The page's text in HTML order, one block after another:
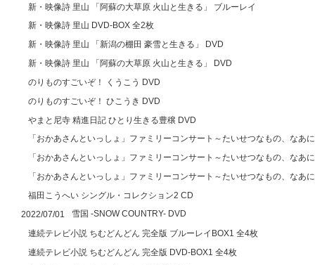
新・映像詩 里山 「阿蘇の大草原 火山と生きる」 ブルーレイ
新・映像詩 里山 DVD-BOX 全2枚
新・映像詩 里山 「新潟の棚田 豪雪と生きる」 DVD
新・映像詩 里山 「阿蘇の大草原 火山と生きる」 DVD
のりものすごいぞ！ くうこう DVD
のりものすごいぞ！ ひこうき DVD
やまと尼寺 精進日記 ひとり生きる豊穣 DVD
「おかあさんといっしょ」ファミリーコンサート～たいせつなもの、なあ
「おかあさんといっしょ」ファミリーコンサート～たいせつなもの、なあ
「おかあさんといっしょ」ファミリーコンサート～たいせつなもの、なあ
福田こうへい シングル・コレクション2 CD
2022/07/01
雪国 -SNOW COUNTRY- DVD
連続テレビ小説 ちむどんどん 完全版 ブルーレイBOX1 全4枚
連続テレビ小説 ちむどんどん 完全版 DVD-BOX1 全4枚